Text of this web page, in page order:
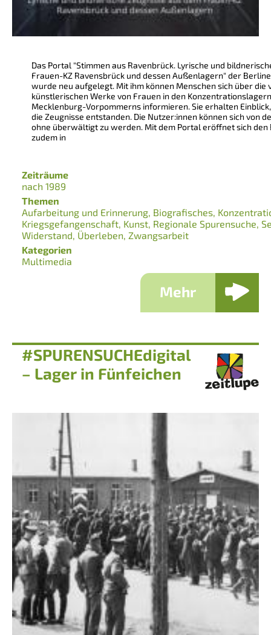
Das Portal "Stimmen aus Ravenbrück. Lyrische und
Frauen-KZ Ravensbrück und dessen Außenlagern" der
wurde neu aufgelegt. Mit ihm können Menschen sich über die
künstlerischen Werke von Frauen in den
Mecklenburg-Vorpommerns informieren. Sie erhalten
die Zeugnisse entstanden. Die Nutzer:innen können sich von
ohne überwältigt zu werden. Mit dem Portal eröffnet sich den
zudem in
Zeiträume
nach 1989
Themen
Aufarbeitung und Erinnerung Biografisches
Kriegsgefangenschaft Kunst Regionale Spurensuche
Widerstand Überleben Zwangsarbeit
Kategorien
Multimedia
Mehr
#SPURENSUCHEdigital
– Lager in Fünfeichen